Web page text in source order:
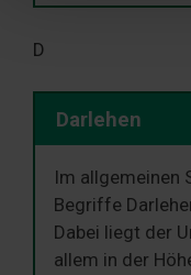
Partner führen
weiteren Daten
gesammelt haben.
Cookies, wenn Sie
D
Darlehen
Im allgemeinen
Begriffe
Dabei liegt der
allem in der